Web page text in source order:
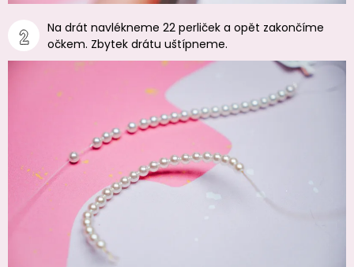
Na drát navlékneme 22 perliček a opět zakončíme
očkem. Zbytek drátu uštípneme.